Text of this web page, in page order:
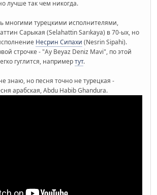
лучше так чем никогда.
многими турецкими исполнителями,
Сарыкая (Selahattin Sarıkaya) в 70-ых, но
Несрин Сипахи (Nesrin Sipahi).
строчке - "Ay Beyaz Deniz Mavi", по этой
гуглится, напримертут.
знаю, но песня точно не турецкая -
арабская, Abdu Habib Ghandura.